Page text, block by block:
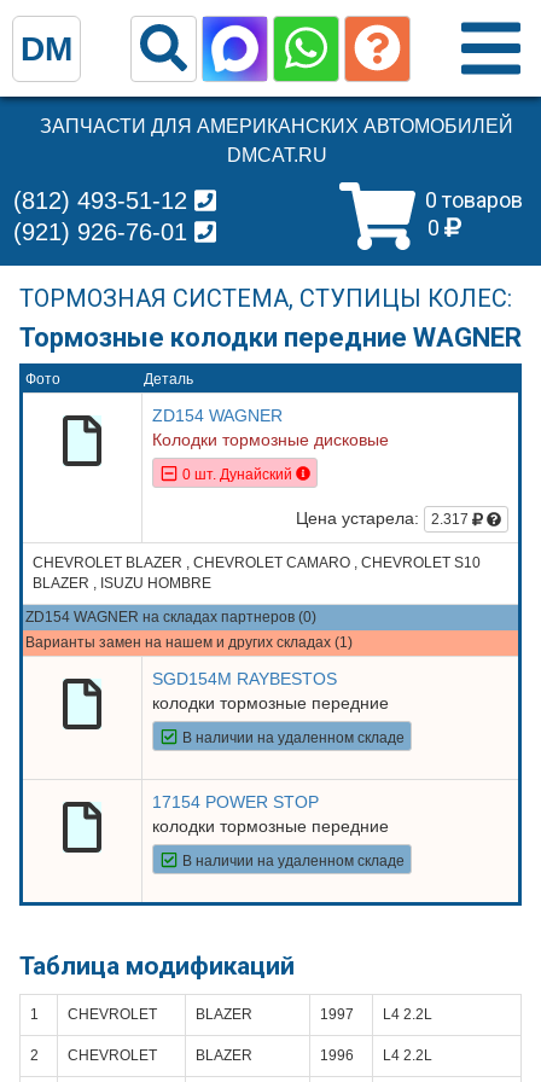
ЗАПЧАСТИ ДЛЯ АМЕРИКАНСКИХ АВТОМОБИЛЕЙ
DMCAT.RU
0 товаров
0
(812) 493-51-12
(921) 926-76-01
ТОРМОЗНАЯ СИСТЕМА, СТУПИЦЫ КОЛЕС:
Тормозные колодки передние WAGNER
Фото Деталь
ZD154 WAGNER
Колодки тормозные дисковые
0 шт. Дунайский
Цена устарела: 2.317
CHEVROLET BLAZER , CHEVROLET CAMARO , CHEVROLET S10
BLAZER , ISUZU HOMBRE
ZD154 WAGNER на складах партнеров (0)
Варианты замен на нашем и других складах (1)
SGD154M RAYBESTOS
колодки тормозные передние
В наличии на удаленном складе
17154 POWER STOP
колодки тормозные передние
В наличии на удаленном складе
Таблица модификаций
1 CHEVROLET BLAZER 1997 L4 2.2L
2 CHEVROLET BLAZER 1996 L4 2.2L
DM